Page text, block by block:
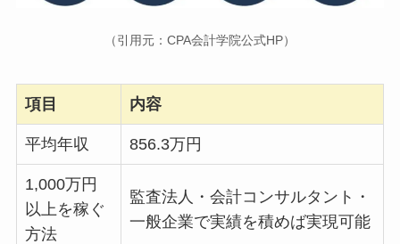
（引用元：CPA会計学院公式HP）
項目 内容
平均年収 856.3万円
1,000万円
以上を稼ぐ
方法
監査法人・会計コンサルタント・
一般企業で実績を積めば実現可能